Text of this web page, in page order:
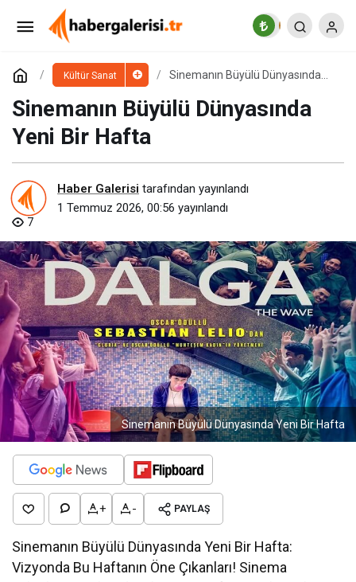
Kültür Sanat
Sinemanın Büyülü Dünyasında
Sinemanın Büyülü Dünyasında
Yeni Bir Hafta
Haber Galerisi tarafından yayınlandı
1 Temmuz 2026, 00:56 yayınlandı
7
Sinemanın Büyülü Dünyasında Yeni Bir Hafta
+ - PAYLAŞ
Sinemanın Büyülü Dünyasında Yeni Bir Hafta:
Vizyonda Bu Haftanın Öne Çıkanları! Sinema
Zorlu PSM’de Temmuz
Yorum Yap Paylaş